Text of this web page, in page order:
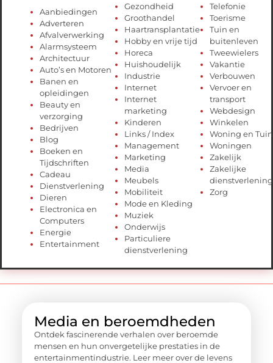
Aanbiedingen
Adverteren
Afvalverwerking
Alarmsysteem
Architectuur
Auto’s en Motoren
Banen en
opleidingen
Beauty en
verzorging
Bedrijven
Blog
Boeken en
Tijdschriften
Cadeau
Dienstverlening
Dieren
Electronica en
Computers
Energie
Entertainment
Gezondheid
Groothandel
Haartransplantatie
Hobby en vrije tijd
Horeca
Huishoudelijk
Industrie
Internet
Internet
marketing
Kinderen
Links / Index
Management
Marketing
Media
Meubels
Mobiliteit
Mode en Kleding
Muziek
Onderwijs
Particuliere
dienstverlening
Telefonie
Toerisme
Tuin en
buitenleven
Tweewielers
Vakantie
Verbouwen
Vervoer en
transport
Webdesign
Winkelen
Woning en Tuin
Woningen
Zakelijk
Zakelijke
dienstverlening
Zorg
Media en beroemdheden
Ontdek fascinerende verhalen over beroemde
mensen en hun onvergetelijke prestaties in de
entertainmentindustrie. Leer meer over de levens